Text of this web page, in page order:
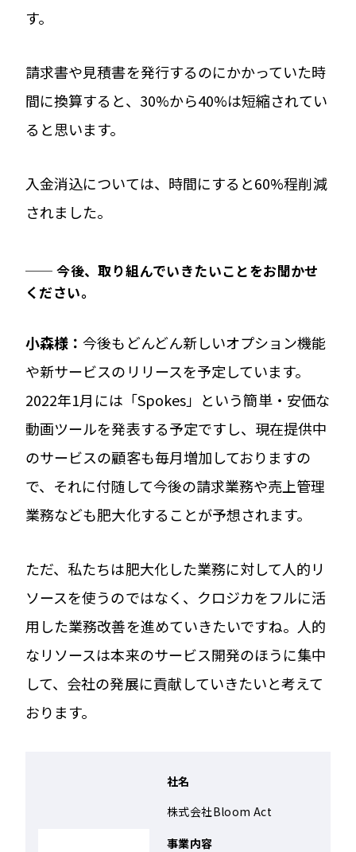
す。
請求書や見積書を発行するのにかかっていた時
間に換算すると、30%から40%は短縮されてい
ると思います。
入金消込については、時間にすると60%程削減
されました。
── 今後、取り組んでいきたいことをお聞かせ
ください。
小森様：今後もどんどん新しいオプション機能
や新サービスのリリースを予定しています。
2022年1月には「Spokes」という簡単・安価な
動画ツールを発表する予定ですし、現在提供中
のサービスの顧客も毎月増加しておりますの
で、それに付随して今後の請求業務や売上管理
業務なども肥大化することが予想されます。
ただ、私たちは肥大化した業務に対して人的リ
ソースを使うのではなく、クロジカをフルに活
用した業務改善を進めていきたいですね。人的
なリソースは本来のサービス開発のほうに集中
して、会社の発展に貢献していきたいと考えて
おります。
社名
株式会社Bloom Act
事業内容